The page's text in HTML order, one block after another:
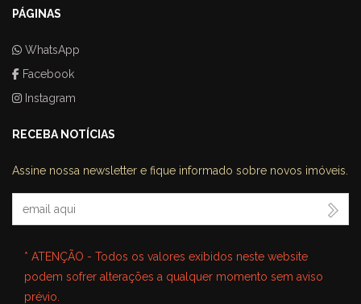
PÁGINAS
WhatsApp
Facebook
Instagram
RECEBA NOTÍCIAS
Assine nossa newsletter e fique informado sobre novos imóveis.
Seu Email
* ATENÇÃO - Todos os valores exibidos neste website
podem sofrer alterações a qualquer momento sem aviso
prévio.